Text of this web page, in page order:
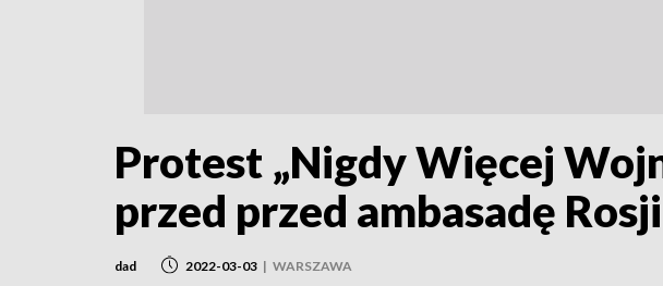
Protest „Nigdy Więcej
przed przed ambasadę Rosji
dad 2022-03-03 | WARSZAWA